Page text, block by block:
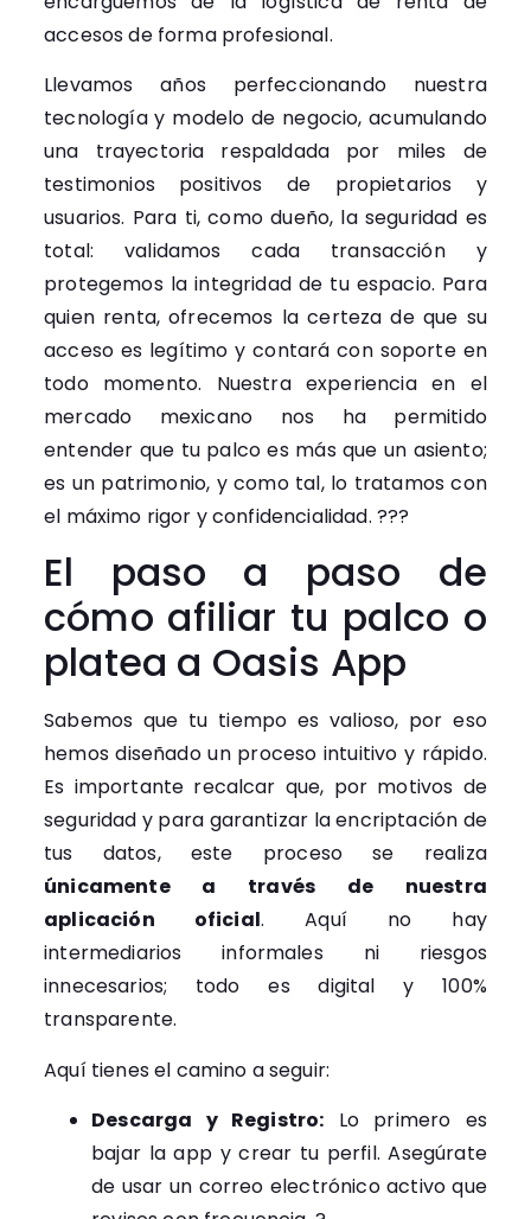
accesos de forma profesional.
Llevamos años perfeccionando nuestra
tecnología y modelo de negocio, acumulando
una trayectoria respaldada por miles de
testimonios positivos de propietarios y
usuarios. Para ti, como dueño, la seguridad es
total: validamos cada transacción y
protegemos la integridad de tu espacio. Para
quien renta, ofrecemos la certeza de que su
acceso es legítimo y contará con soporte en
todo momento. Nuestra experiencia en el
mercado mexicano nos ha permitido
entender que tu palco es más que un asiento;
es un patrimonio, y como tal, lo tratamos con
el máximo rigor y confidencialidad. ???
El paso a paso de
cómo afiliar tu palco o
platea a Oasis App
Sabemos que tu tiempo es valioso, por eso
hemos diseñado un proceso intuitivo y rápido.
Es importante recalcar que, por motivos de
seguridad y para garantizar la encriptación de
tus datos, este proceso se realiza
únicamente a través de nuestra
aplicación oficial. Aquí no hay
intermediarios informales ni riesgos
innecesarios; todo es digital y 100%
transparente.
Aquí tienes el camino a seguir:
Descarga y Registro: Lo primero es
bajar la app y crear tu perfil. Asegúrate
de usar un correo electrónico activo que